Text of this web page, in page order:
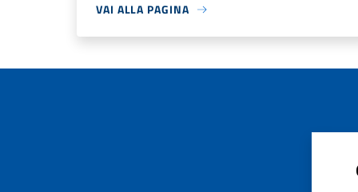
VAI ALLA PAGINA